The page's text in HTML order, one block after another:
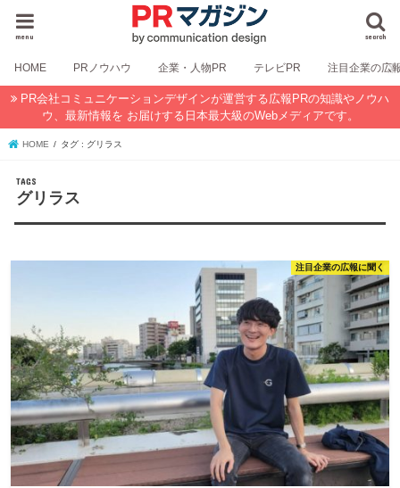
search
menu
HOME PRノウハウ 企業・人物PR テレビPR 注目企業の広
PR会社コミュニケーションデザインが運営する広報PRの知識やノウハ
ウ、最新情報を お届けする日本最大級のWebメディアです。
HOME タグ : グリラス
グリラス
注目企業の広報に聞く